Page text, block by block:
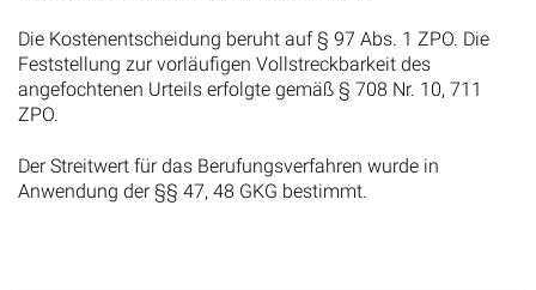
Die Kostenentscheidung beruht auf § 97 Abs. 1 ZPO. Die
Feststellung zur vorläufigen Vollstreckbarkeit des
angefochtenen Urteils erfolgte gemäß § 708 Nr. 10, 711
ZPO.
Der Streitwert für das Berufungsverfahren wurde in
Anwendung der §§ 47, 48 GKG bestimmt.